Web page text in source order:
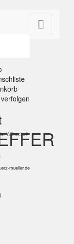

Wünsche?
mueller.de